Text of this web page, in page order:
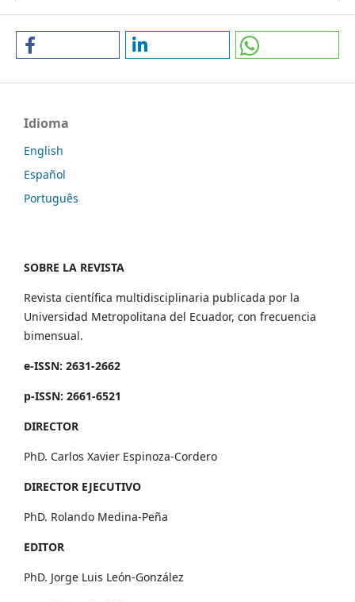
Idioma
English
Español
Português
SOBRE LA REVISTA
Revista científica multidisciplinaria publicada por la
Universidad Metropolitana del Ecuador, con frecuencia
bimensual.
e-ISSN: 2631-2662
p-ISSN: 2661-6521
DIRECTOR
PhD. Carlos Xavier Espinoza-Cordero
DIRECTOR EJECUTIVO
PhD. Rolando Medina-Peña
EDITOR
PhD. Jorge Luis León-González